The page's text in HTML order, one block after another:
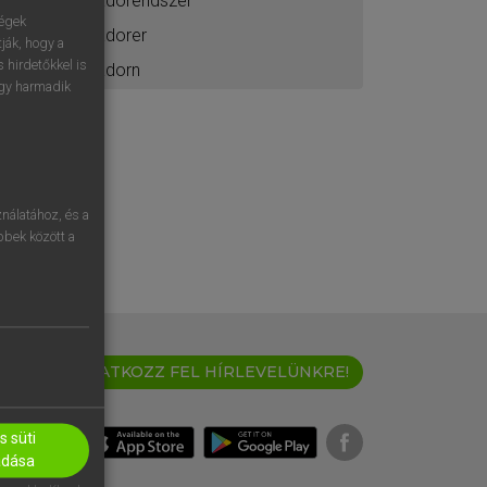
adorer
adorn
IRATKOZZ FEL HÍRLEVELÜNKRE!
hogy a
hirdetőkkel is
harmadik
és a
között a
süti